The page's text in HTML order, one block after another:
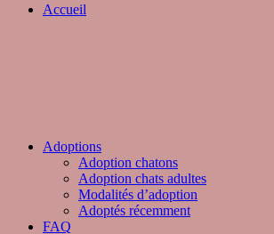
Accueil
Adoptions
Adoption chatons
Adoption chats adultes
Modalités d’adoption
Adoptés récemment
FAQ